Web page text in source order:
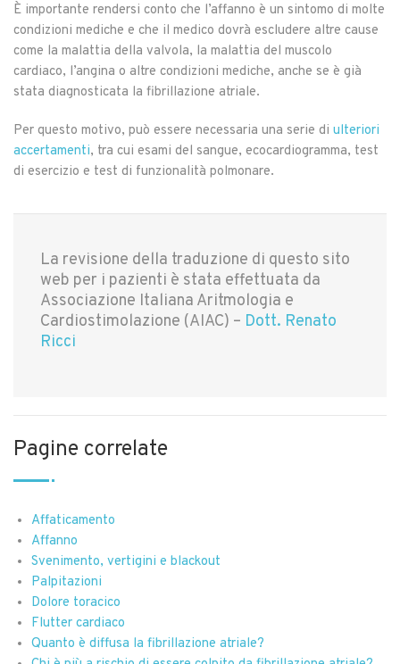
È importante rendersi conto che l’affanno è un sintomo di molte
condizioni mediche e che il medico dovrà escludere altre cause
come la malattia della valvola, la malattia del muscolo
cardiaco, l’angina o altre condizioni mediche, anche se è già
stata diagnosticata la fibrillazione atriale.
Per questo motivo, può essere necessaria una serie di ulteriori
accertamenti, tra cui esami del sangue, ecocardiogramma, test
di esercizio e test di funzionalità polmonare.
La revisione della traduzione di questo sito
web per i pazienti è stata effettuata da
Associazione Italiana Aritmologia e
Cardiostimolazione (AIAC) – Dott. Renato
Ricci
Pagine correlate
Affaticamento
Affanno
Svenimento, vertigini e blackout
Palpitazioni
Dolore toracico
Flutter cardiaco
Quanto è diffusa la fibrillazione atriale?